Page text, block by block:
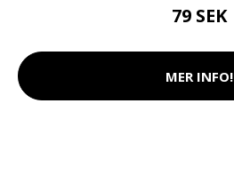
79 SEK
MER INFO!